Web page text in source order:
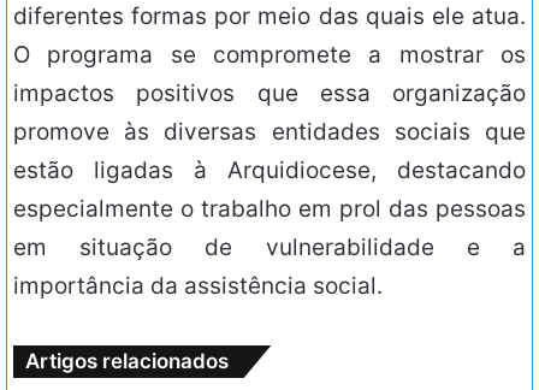
diferentes formas por meio das quais ele atua.
O programa se compromete a mostrar os
impactos positivos que essa organização
promove às diversas entidades sociais que
estão ligadas à Arquidiocese, destacando
especialmente o trabalho em prol das pessoas
em situação de vulnerabilidade e a
importância da assistência social.
Artigos relacionados